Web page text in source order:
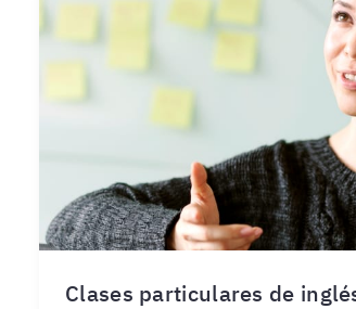
Clases particulares de